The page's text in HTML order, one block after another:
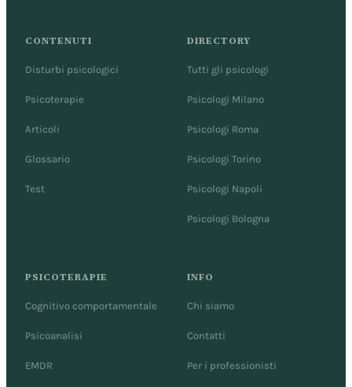
CONTENUTI
Disturbi psicologici
Psicoterapie
Articoli
Glossario
Test
DIRECTORY
Tutti gli psicologi
Psicologi Milano
Psicologi Roma
Psicologi Torino
Psicologi Napoli
Psicologi Bologna
PSICOTERAPIE
Cognitivo comportamentale
Psicoanalisi
EMDR
INFO
Chi siamo
Contatti
Per i professionisti